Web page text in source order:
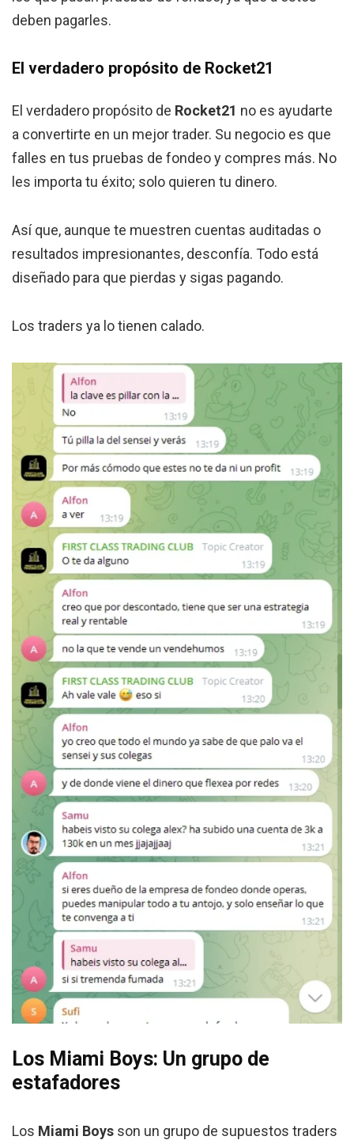
deben pagarles.
El verdadero propósito de Rocket21
El verdadero propósito de Rocket21 no es ayudarte
a convertirte en un mejor trader. Su negocio es que
falles en tus pruebas de fondeo y compres más. No
les importa tu éxito; solo quieren tu dinero.
Así que, aunque te muestren cuentas auditadas o
resultados impresionantes, desconfía. Todo está
diseñado para que pierdas y sigas pagando.
Los traders ya lo tienen calado.
Los Miami Boys: Un grupo de
estafadores
Los Miami Boys son un grupo de supuestos traders